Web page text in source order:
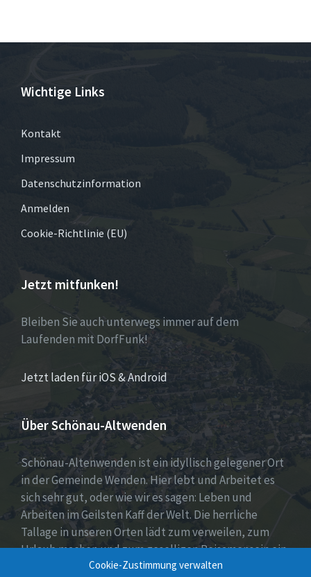
Cookie-Zustimmung verwalten
Wichtige Links
Kontakt
Impressum
Datenschutzinformation
Anmelden
Cookie-Richtlinie (EU)
Jetzt mitfunken!
Bleiben Sie auch unterwegs immer auf dem
Laufenden mit DorfFunk!
Jetzt laden für iOS & Android
Über Schönau-Altwenden
Schönau-Altenwenden ist ein idyllisch gelegener Ort
in der Gemeinde Wenden. Hier lebt und Arbeitet es
sich sehr gut, oder wie wir es sagen: Leben und
Arbeiten im Geilsten Kaff der Welt. Die herrliche
Tallage in unseren Orten lädt zum verweilen, zum
Urlaub machen und zum geselligen Beisamensein ein.
Dies wird auch durch unser aktives Vereinsleben